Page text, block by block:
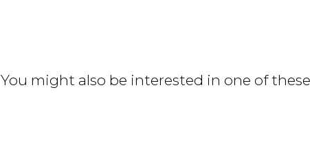
You might also be interested in one of these